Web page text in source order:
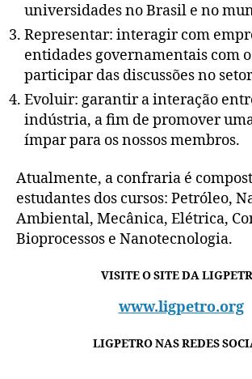
universidades no Brasil e no
Representar: interagir com
entidades governamentais com
participar das discussões no
Evoluir: garantir a interação
indústria, a fim de promover
ímpar para os nossos membros.
Atualmente, a confraria é
estudantes dos cursos: Petróleo,
Ambiental, Mecânica, Elétrica,
Bioprocessos e Nanotecnologia.
VISITE O SITE DA
www.ligpetro.org
LIGPETRO NAS REDES